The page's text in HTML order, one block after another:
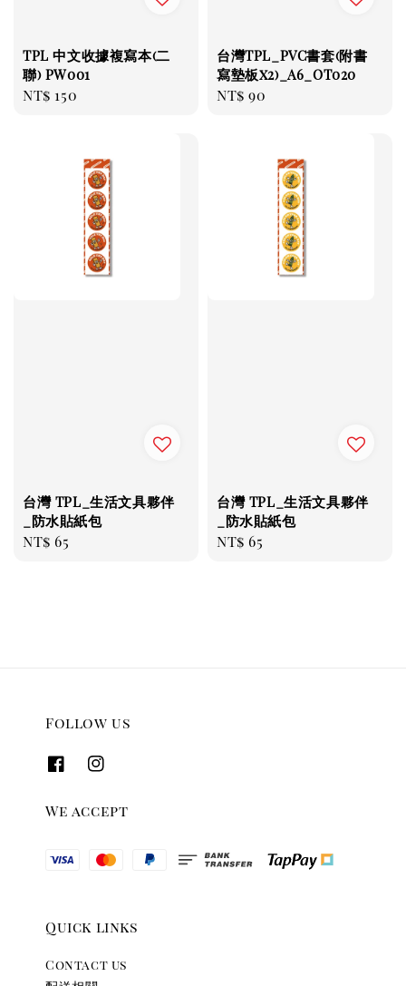
TPL 中文收據複寫本(二
聯) PW001
Regular
NT$ 150
台灣TPL_PVC書套(附書
寫墊板x2)_A6_OT020
Regular
NT$ 90
台灣 TPL_生活文具夥伴
_防水貼紙包
Regular
NT$ 65
台灣 TPL_生活文具夥伴
_防水貼紙包
Regular
NT$ 65
Follow us
We accept
Quick links
Contact us